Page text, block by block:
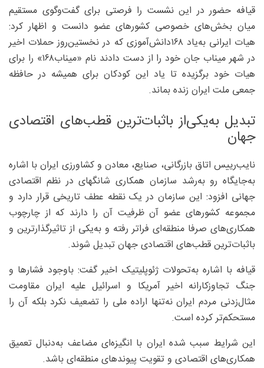
قیافه حضور در این نشست را فرصتی برای گفت‌وگوی مستقیم
میان بخش‌های خصوصی کشورهای عضو دانست و اظهار کرد:
هیات ایرانی به‌یاد ۱۶۸دانش‌آموزی که در نخستین‌روز حملات اخیر
در شهر میناب جان خود را از دست دادند نام «میناب۱۶۸» را برای
هیات خود برگزیده تا یاد این کودکان برای همیشه در حافظه
جمعی ملت ایران زنده بماند.
تبدیل به‌‌یکی‌از باثبات‌ترین قطب‌های اقتصادی
جهان
نایب‌رییس اتاق بازرگانی، صنایع، معادن و کشاورزی ایران با اشاره
به‌جایگاه رو به‌رشد سازمان همکاری شانگهای در نظم اقتصادی
جهانی افزود: این سازمان در یک نقطه عطف تاریخی قرار دارد و
مجموعه کشورهای عضو آن ظرفیت آن را دارند که از چارچوب
همکاری‌های صرفا منطقه‌ای فراتر رفته و به‌یکی از تاثیرگذارترین و
باثبات‌ترین قطب‌های اقتصادی جهان تبدیل شوند.
قیافه با اشاره به‌تحولات ژئوپلیتیک اخیر گفت: باوجود فشارها و
جنگ تجاوزکارانه اخیر آمریکا و اسرائیل علیه ایران مقاومت
مثال‌زدنی مردم ایران نه‌تنها اراده ملی را تضعیف نکرد بلکه آن را
مستحکم‌تر کرده است.
این شرایط سبب شده ایران با انگیزه‌ای مضاعف به‌دنبال تعمیق
همکاری‌های اقتصادی و تقویت پیوندهای منطقه‌ای باشد.